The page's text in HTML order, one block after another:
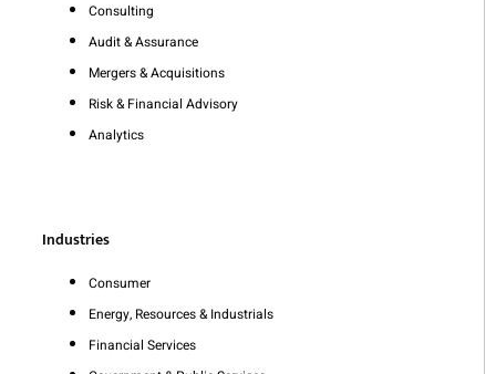
Consulting
Audit & Assurance
Mergers & Acquisitions
Risk & Financial Advisory
Analytics
Industries
Consumer
Energy, Resources & Industrials
Financial Services